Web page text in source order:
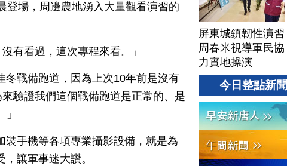
登場，周邊農地湧入大量觀看演習的
有看過，這次專程來看。」
戰備跑道，因為上次10年前是沒有
驗證我們這個戰備跑道是正常的、是
手機等各項專業攝影設備，就是為
讓軍事迷大讚。
屏東城鎮韌性演習
周春米視導軍民協
力實地操演
今日整點新聞